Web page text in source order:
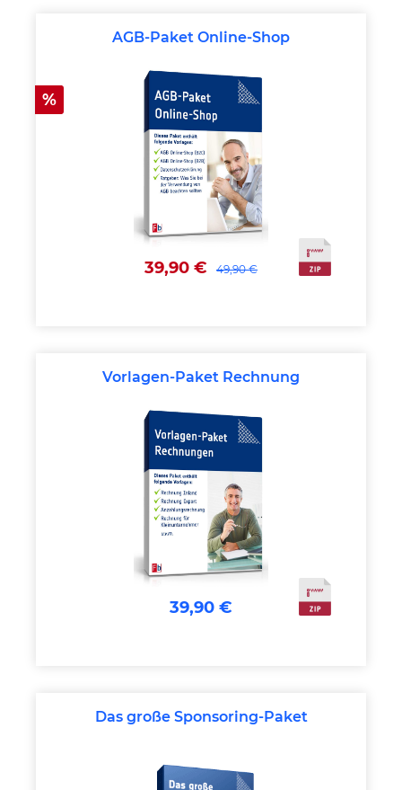
Rabatt
%
AGB-Paket Online-Shop
39,90 € 49,90 €
Vorlagen-Paket Rechnung
39,90 €
Das große Sponsoring-Paket